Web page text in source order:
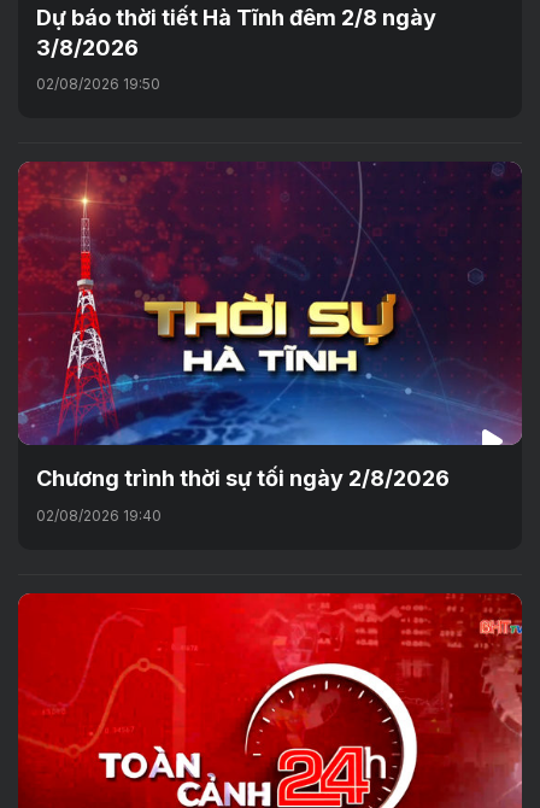
Dự báo thời tiết Hà Tĩnh đêm 2/8 ngày
3/8/2026
02/08/2026 19:50
Chương trình thời sự tối ngày 2/8/2026
02/08/2026 19:40